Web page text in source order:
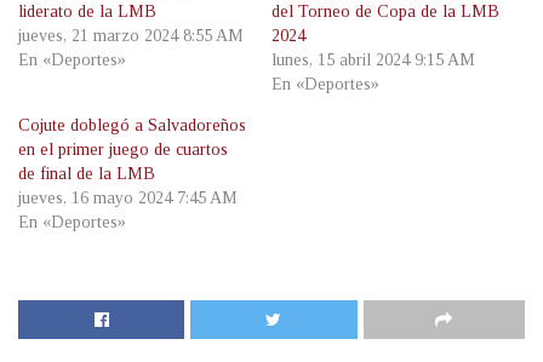
liderato de la LMB
jueves, 21 marzo 2024 8:55 AM
En «Deportes»
del Torneo de Copa de la LMB
2024
lunes, 15 abril 2024 9:15 AM
En «Deportes»
Cojute doblegó a Salvadoreños
en el primer juego de cuartos
de final de la LMB
jueves, 16 mayo 2024 7:45 AM
En «Deportes»